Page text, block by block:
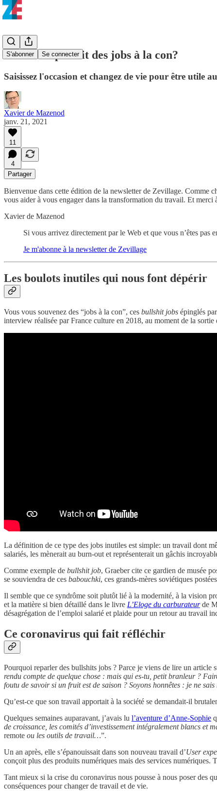
S'abonner Se connecter
Et si on reparlait des jobs à la con?
Saisissez l'occasion et changez de vie pour être utile
Xavier de Mazenod
janv. 21, 2021
11
4
Partager
Bienvenue dans cette édition de la newsletter de Zevillage. Comme
vous aider à vous engager dans la transformation du travail. Et
Xavier de Mazenod
Si vous arrivez directement par le Web et que vous n’êtes pas
Je m'abonne à la newsletter de Zevillage
Les boulots inutiles qui nous font dépérir
Vous vous souvenez des “jobs à la con”, ces bullshit jobs épinglés
interview réalisée par France culture en 2018, au moment de la
La définition de ce type des jobs inutiles est simple: un travail dont
salariés, les mènerait au burn-out et représenterait un gâchis
Comme exemple de bullshit job, Graeber cite ce gardien de musée
se souviendra de ces babouchki, ces grands-mères soviétiques
Il semble que ce syndrôme soit plutôt lié à la modernité, à la vision
et la matière si bien détaillé dans le livre L’Eloge du carburateurde
désagrégation de l’emploi salarié et plaide pour un retour au travail
Ce coronavirus qui fait réfléchir
Pourquoi reparler des bullshits jobs ? Parce je viens de lire un article
rendu compte de quelque chose : mais qui es-tu, petit branleur ?
foutu de savoir si un fruit est de saison ? Soyons honnêtes : je ne
Qu’est-ce que son travail apportait à la société se demandait-il
Quelques semaines auparavant, j’avais lu l’aventure d’Anne-Sophie
de croissance, les comités d’investissement intégralement blancs et
remote ou les outils de travail…”.
Un an après, elle s’épanouissait dans son nouveau travail d’User
conçoit plus des produits numériques mais des services numériques.
Tant mieux si la crise du coronavirus nous pousse à nous poser des
conséquences pour changer de travail et de vie.